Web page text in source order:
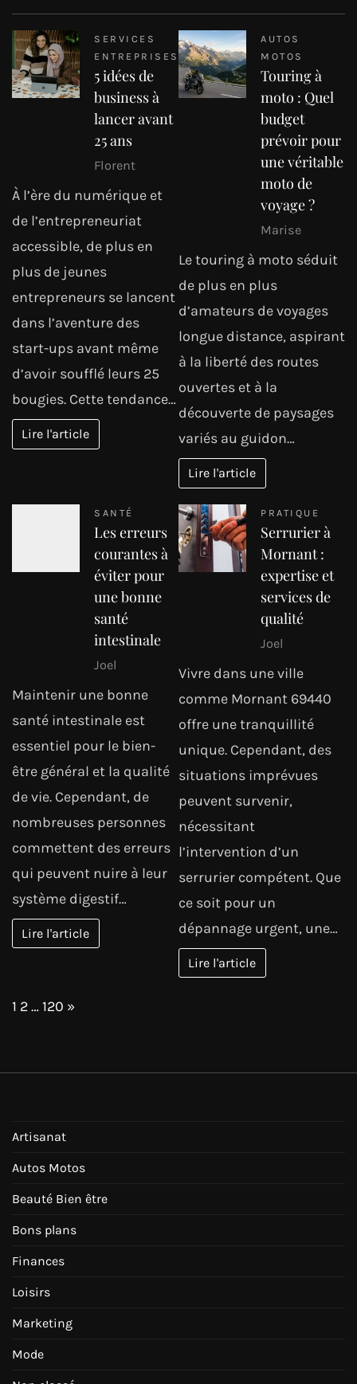
SERVICES
ENTREPRISES
5 idées de
business à
lancer avant
25 ans
Florent
À l’ère du numérique et
de l’entrepreneuriat
accessible, de plus en
plus de jeunes
entrepreneurs se lancent
dans l’aventure des
start-ups avant même
d’avoir soufflé leurs 25
bougies. Cette tendance…
Lire l'article
AUTOS
MOTOS
Touring à
moto : Quel
budget
prévoir pour
une véritable
moto de
voyage ?
Marise
Le touring à moto séduit
de plus en plus
d’amateurs de voyages
longue distance, aspirant
à la liberté des routes
ouvertes et à la
découverte de paysages
variés au guidon…
Lire l'article
SANTÉ
Les erreurs
courantes à
éviter pour
une bonne
santé
intestinale
Joel
Maintenir une bonne
santé intestinale est
essentiel pour le bien-
être général et la qualité
de vie. Cependant, de
nombreuses personnes
commettent des erreurs
qui peuvent nuire à leur
système digestif…
Lire l'article
PRATIQUE
Serrurier à
Mornant :
expertise et
services de
qualité
Joel
Vivre dans une ville
comme Mornant 69440
offre une tranquillité
unique. Cependant, des
situations imprévues
peuvent survenir,
nécessitant
l’intervention d’un
serrurier compétent. Que
ce soit pour un
dépannage urgent, une…
Lire l'article
Page:
1 2…120 Next
»
Artisanat
Autos Motos
Beauté Bien être
Bons plans
Finances
Loisirs
Marketing
Mode